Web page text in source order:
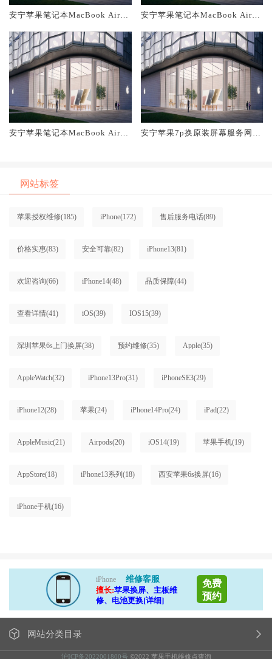
安宁苹果笔记本MacBook Air换
安宁苹果笔记本MacBook Air换
安宁苹果笔记本MacBook Air换
安宁苹果7p换原装屏幕服务网点
网站标签
苹果授权维修(185) iPhone(172) 售后服务电话(89)
价格实惠(83) 安全可靠(82) iPhone13(81)
欢迎咨询(66) iPhone14(48) 品质保障(44)
查看详情(41) iOS(39) IOS15(39)
深圳苹果6s上门换屏(38) 预约维修(35) Apple(35)
AppleWatch(32) iPhone13Pro(31) iPhoneSE3(29)
iPhone12(28) 苹果(24) iPhone14Pro(24) iPad(22)
AppleMusic(21) Airpods(20) iOS14(19) 苹果手机(19)
AppStore(18) iPhone13系列(18) 西安苹果6s换屏(16)
iPhone手机(16)
iPhone
维修客服
擅长:苹果换屏、主板维
修、电池更换[详细]
免费
预约
网站分类目录
沪ICP备2022001800号 ©2022 苹果手机维修点查询